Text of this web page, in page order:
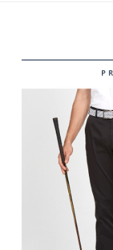
1.本服務係由「台灣大哥
用戶於交易時，得透過
買賣價金債權讓與本公司
2.基於同意付款使用「大
資料（包含姓名、電話或
由本公司與您本人進行
3.完整用戶服務條款，請
※ 請注意：結帳手續完成
購買商品的店家。未經商
※ 交易是否成功請以「
是否繳費成功／繳費後需
客戶支援中心」
https://
【注意事項】
１．透過由恩沛科技股份
易，需依本服務之必要範
權轉讓予恩沛科技股份有
２．關於個人資料處理事
https://aftee.tw/terms/
３．未成年的使用者請事
「AFTEE先享後付」，
付款後萊爾富取貨
7-11取貨付款
付款後7-11取貨